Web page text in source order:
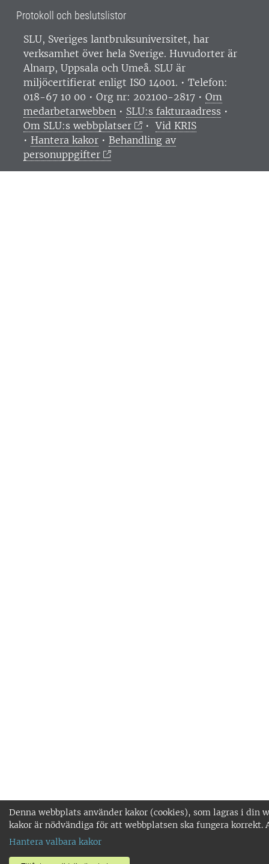
Denna webbplats använder kakor (cookies), som lagras i din
kakor är nödvändiga för att webbplatsen ska fungera korrekt.
Hantera valbara kakor
Protokoll och beslutslistor
SLU, Sveriges lantbruksuniversitet, har
verksamhet över hela Sverige. Huvudorter är
Alnarp, Uppsala och Umeå. SLU är
miljöcertifierat enligt ISO 14001. • Telefon:
018-67 10 00 • Org nr: 202100-2817 • Om
medarbetarwebben • SLU:s fakturaadress •
Om SLU:s webbplatser
•Vid KRIS
• Hantera kakor • Behandling av
personuppgifter